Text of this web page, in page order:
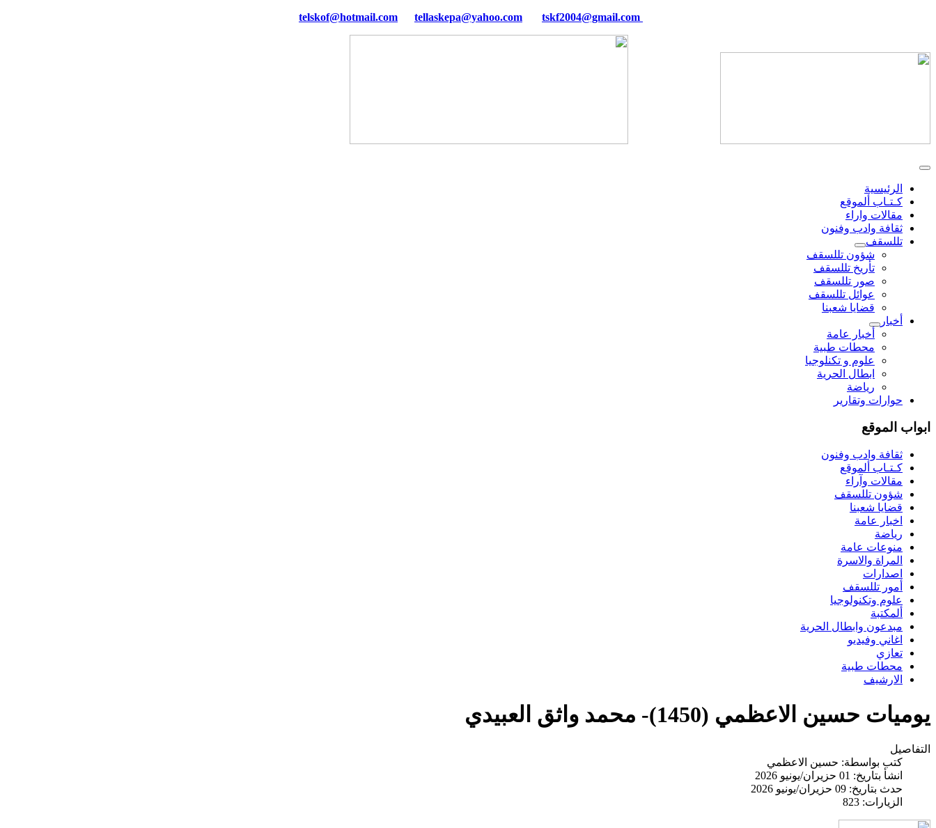
tellaskepa@yahoo.com tskf2004@gmail.com
الرئيسية
كـتـاب ألموقع
مقالات واراء
ثقافة وادب وفنون
تللسقف
شؤون تللسقف
تأريخ تللسقف
صور تللسقف
عوائل تللسقف
قضايا شعبنا
أخبار
أخبار عامة
محطات طبية
علوم و تکنلوجیا
ابطال الحرية
رياضة
حوارات وتقارير
ابواب الموقع
ثقافة وادب وفنون
كـتـاب ألموقع
مقالات وآراء
شؤون تللسقف
قضايا شعبنا
اخبار عامة
رياضة
منوعات عامة
المراة والاسرة
اصدارات
أمور تللسقف
علوم وتكنولوجيا
ألمكتبة
مبدعون وابطال الحرية
اغاني وفيديو
تعازي
محطات طبية
الارشيف
يوميات حسين الاعظمي (1450)- محمد واثق العبيدي
التفاصيل
كتب بواسطة: حسين الاعظمي
انشأ بتاريخ: 01 حزيران/يونيو 2026
حدث بتاريخ: 09 حزيران/يونيو 2026
الزيارات: 823